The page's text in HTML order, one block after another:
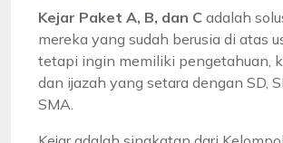
Kejar Paket A, B, dan C adalah
mereka yang sudah berusia di atas
tetapi ingin memiliki pengetahuan,
dan ijazah yang setara dengan SD,
SMA.